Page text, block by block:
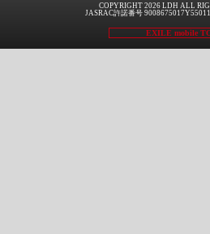
COPYRIGHT 2026 LDH ALL
JASRAC許諾番号
EXILE mobile